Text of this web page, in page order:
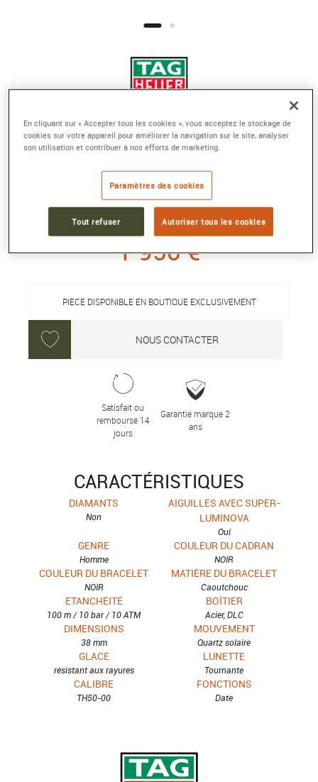
TAG HEUER FORMULA 1 SOLARGRAPH
Quartz solaire, 38 mm, acier revêtu de DLC
Référence :WBY1114.FT8084
Collection :TAG Heuer FORMULA1
1 950 €
PIÈCE DISPONIBLE EN BOUTIQUE EXCLUSIVEMENT
NOUS CONTACTER
Satisfait ou
remboursé 14
jours
Garantie marque 2
ans
CARACTÉRISTIQUES
DIAMANTS
Non
AIGUILLES AVEC SUPER-
LUMINOVA
Oui
GENRE
Homme
COULEUR DU CADRAN
NOIR
COULEUR DU BRACELET
NOIR
MATIÈRE DU BRACELET
Caoutchouc
ETANCHÉITÉ
100 m / 10 bar / 10 ATM
BOÎTIER
Acier, DLC
DIMENSIONS
38 mm
MOUVEMENT
Quartz solaire
GLACE
résistant aux rayures
LUNETTE
Tournante
CALIBRE
TH50-00
FONCTIONS
Date
En cliquant sur « Accepter tous les cookies », vous acceptez le stockage de
cookies sur votre appareil pour améliorer la navigation sur le site, analyser
son utilisation et contribuer à nos efforts de marketing.
Paramètres des cookies
Tout refuser Autoriser tous les cookies